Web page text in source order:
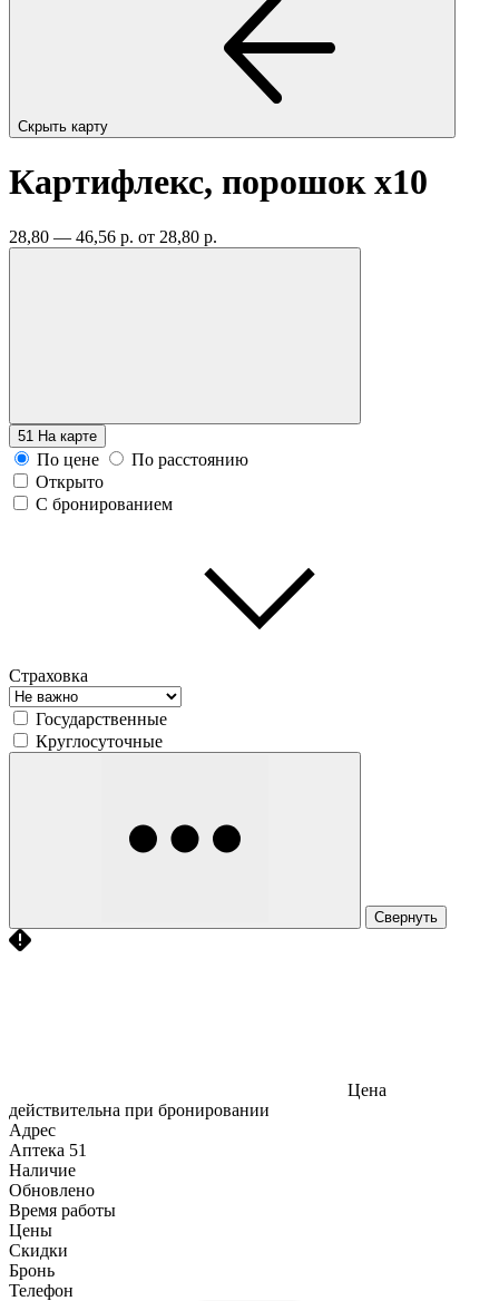
Скрыть карту
Картифлекс, порошокx10
28,80 — 46,56 р. от 28,80 р.
51 На карте
По цене
По расстоянию
Открыто
С бронированием
Страховка
Государственные
Круглосуточные
Свернуть
Цена
действительна при бронировании
Адрес
Аптека 51
Наличие
Обновлено
Время работы
Цены
Скидки
Бронь
Телефон